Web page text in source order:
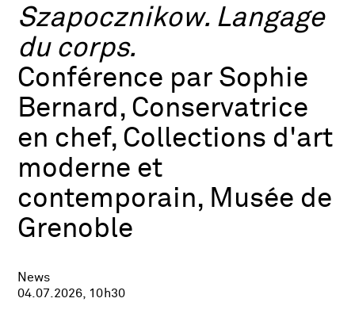
Szapocznikow. Langage
du corps.
Conférence par Sophie
Bernard, Conservatrice
en chef, Collections d'art
moderne et
contemporain, Musée de
Grenoble
News
04.07.2026, 10h30